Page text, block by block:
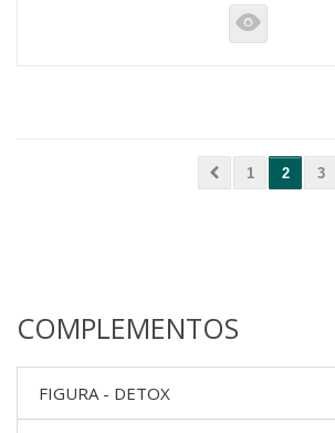
K
1 2 3
COMPLEMENTOS
FIGURA - DETOX